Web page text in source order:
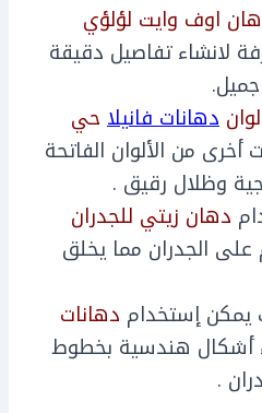
اوف وايت لؤلؤي
لانشاء تفاصيل دقيقة
دهانات فانيلا حي
أخرى من الألوان الفاتحة
وظلال رقيق .
دهان زيتي للجدران
على الجدران مما يخلق
يمكن إستخدام دهانات
أشكال هندسية بخطوط
.